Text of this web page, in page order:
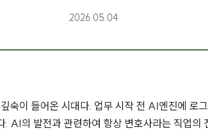
2026.05.04
숙이 들어온 시대다. 업무 시작 전 AI엔진에 로
. AI의 발전과 관련하여 항상 변호사라는 직업